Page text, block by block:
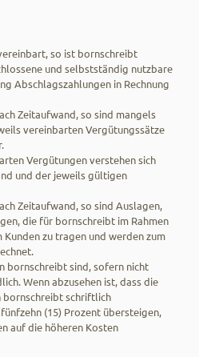
so ist bornschreibt
und selbstständig nutzbare
Abschlagszahlungen in Rechnung
Zeitaufwand, so sind mangels
vereinbarten Vergütungssätze
Vergütungen verstehen sich
und der jeweils gültigen
Zeitaufwand, so sind Auslagen,
die für bornschreibt im Rahmen
zu tragen und werden zum
bornschreibt sind, sofern nicht
Wenn abzusehen ist, dass die
bornschreibt schriftlich
(15) Prozent übersteigen,
auf die höheren Kosten